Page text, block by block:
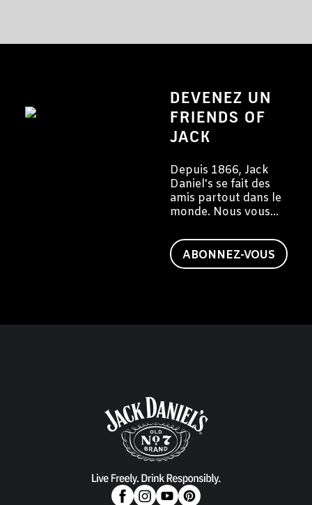
DEVENEZ UN
FRIENDS OF
JACK
Depuis 1866, Jack
Daniel's se fait des
amis partout dans le
monde. Nous vous
vous aussi un ami de
Jack.ABONNEZ-VOUS